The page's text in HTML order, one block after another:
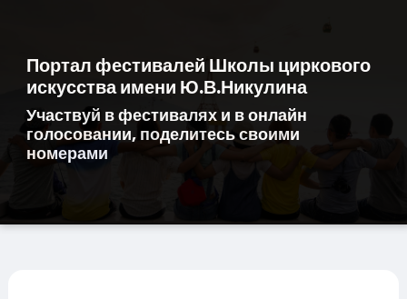
Портал фестивалей Школы циркового
искусства имени Ю.В.Никулина
Участвуй в фестивалях и в онлайн
голосовании, поделитесь своими
номерами